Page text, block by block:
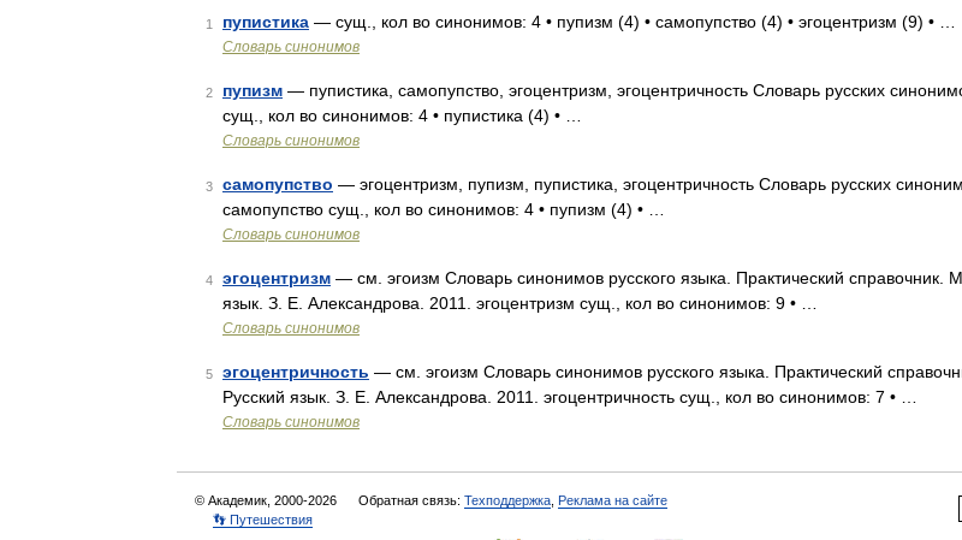
1 пупистика — сущ., кол во синонимов: 4 • пупизм (4) • самопупство (4) • эгоцентризм (9) • …
Словарь синонимов
2 пупизм — пупистика, самопупство, эгоцентризм, эгоцентричность Словарь русских
сущ., кол во синонимов: 4 • пупистика (4) • …
Словарь синонимов
3 самопупство — эгоцентризм, пупизм, пупистика, эгоцентричность Словарь русских
самопупство сущ., кол во синонимов: 4 • пупизм (4) • …
Словарь синонимов
4 эгоцентризм — см. эгоизм Словарь синонимов русского языка. Практический справочник.
язык. З. Е. Александрова. 2011. эгоцентризм сущ., кол во синонимов: 9 • …
Словарь синонимов
5 эгоцентричность — см. эгоизм Словарь синонимов русского языка. Практический
Русский язык. З. Е. Александрова. 2011. эгоцентричность сущ., кол во синонимов: 7 • …
Словарь синонимов
© Академик, 2000-2026 Обратная связь: Техподдержка Реклама на сайте
👣 Путешествия